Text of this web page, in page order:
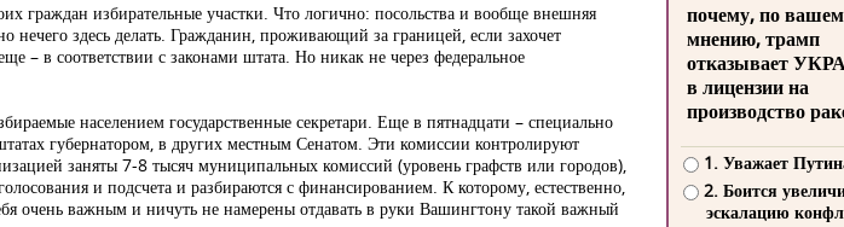
граждан избирательные участки. Что логично: посольства и вообще внешняя
нечего здесь делать. Гражданин, проживающий за границей, если захочет
– в соответствии с законами штата. Но никак не через федеральное
населением государственные секретари. Еще в пятнадцати – специально
губернатором, в других местным Сенатом. Эти комиссии контролируют
заняты 7-8 тысяч муниципальных комиссий (уровень графств или городов),
и подсчета и разбираются с финансированием. К которому, естественно,
очень важным и ничуть не намерены отдавать в руки Вашингтону такой важный
почему, по
мнению, трамп
отказывает
в лицензии на
производство
1. Уважает
2. Боится
эскалацию